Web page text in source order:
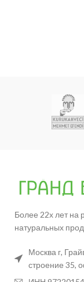
Более 22х лет на
натуральных
Москва г,
строение 35,